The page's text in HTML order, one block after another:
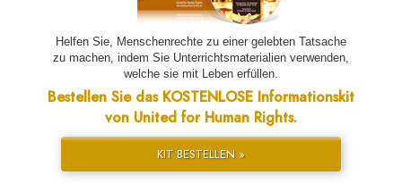
Helfen Sie, Menschenrechte zu einer gelebten Tatsache
zu machen, indem Sie Unterrichtsmaterialien verwenden,
welche sie mit Leben erfüllen.
Bestellen Sie das KOSTENLOSE Informationskit
von United for Human Rights.
KIT BESTELLEN »